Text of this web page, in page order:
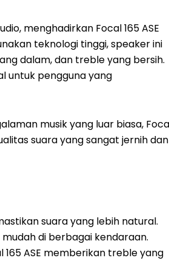
menghadirkan Focal 165 ASE
teknologi tinggi, speaker ini
dalam, dan treble yang bersih.
untuk pengguna yang
musik yang luar biasa,
suara yang sangat jernih dan
suara yang lebih natural.
di berbagai kendaraan.
ASE memberikan treble yang